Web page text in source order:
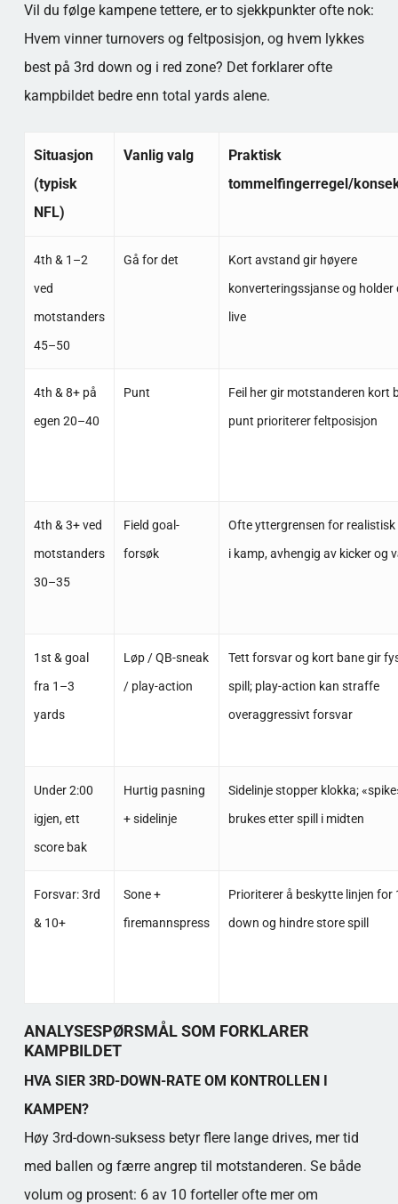
Vil du følge kampene tettere, er to sjekkpunkter ofte nok:
Hvem vinner turnovers og feltposisjon, og hvem lykkes
best på 3rd down og i red zone? Det forklarer ofte
kampbildet bedre enn total yards alene.
Situasjon
(typisk
NFL)
Vanlig valg
Praktisk
tommelfingerregel/
4th & 1–2
ved
motstanders
45–50
Gå for det
Kort avstand gir høyere
konverteringssjanse og holder
live
4th & 8+ på
egen 20–40
Punt
Feil her gir motstanderen kort
punt prioriterer feltposisjon
4th & 3+ ved
motstanders
30–35
Field goal-
forsøk
Ofte yttergrensen for realistisk
i kamp, avhengig av kicker og
1st & goal
fra 1–3
yards
Løp / QB-sneak
/ play-action
Tett forsvar og kort bane gir
spill; play-action kan straffe
overaggressivt forsvar
Under 2:00
igjen, ett
score bak
Hurtig pasning
+ sidelinje
Sidelinje stopper klokka;
brukes etter spill i midten
Forsvar: 3rd
& 10+
Sone +
firemannspress
Prioriterer å beskytte linjen for
down og hindre store spill
ANALYSESPØRSMÅL SOM FORKLARER
KAMPBILDET
HVA SIER 3RD-DOWN-RATE OM KONTROLLEN I
KAMPEN?
Høy 3rd-down-suksess betyr flere lange drives, mer tid
med ballen og færre angrep til motstanderen. Se både
volum og prosent: 6 av 10 forteller ofte mer om